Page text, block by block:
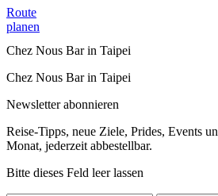
Route
planen
Chez Nous Bar in Taipei
Chez Nous Bar in Taipei
Newsletter abonnieren
Reise-Tipps, neue Ziele, Prides, Events
Monat, jederzeit abbestellbar.
Bitte dieses Feld leer lassen